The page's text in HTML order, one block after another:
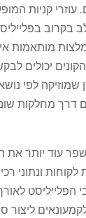
עוזרי קניות
בקרוב
מותאמות
הקונים יכולים
שמוזיקה לפי
מחלקות
עוד יותר
ונתוני
הפלייליסט
ליצור